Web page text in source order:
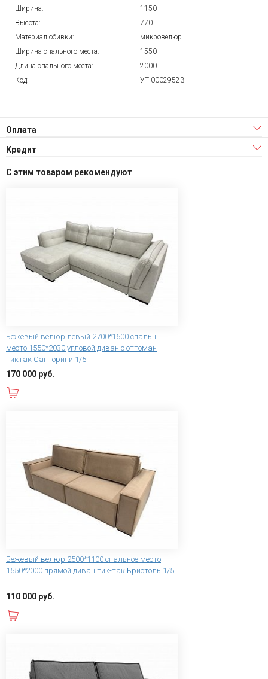
Ширина:
1150
Высота:
770
Материал обивки:
микровелюр
Ширина спального места:
1550
Длина спального места:
2000
Код:
УТ-00029523
Оплата
Кредит
С этим товаром рекомендуют
Бежевый велюр левый 2700*1600 спальн
место 1550*2030 угловой диван с оттоман
тиктак Санторини 1/5
170 000 руб.
Бежевый велюр 2500*1100 спальное место
1550*2000 прямой диван тик-так Бристоль 1/5
110 000 руб.